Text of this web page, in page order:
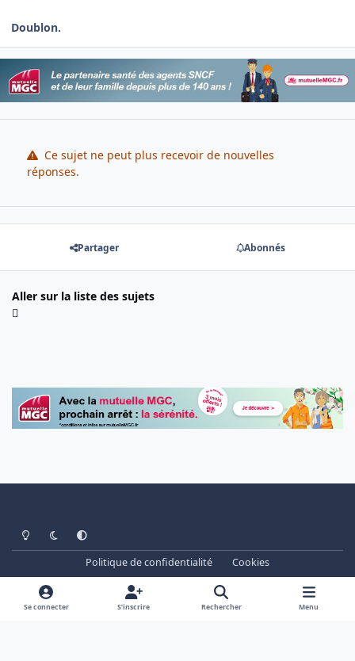
Doublon.
Ce sujet ne peut plus recevoir de nouvelles
réponses.
Partager Abonnés
Aller sur la liste des sujets
Light ModeDark ModeSystem Preference
Politique de confidentialité
Cookies
www.cheminots.net - Forum Libre depuis 2003
Powered by
Invision Community
Se connecter S’inscrire Rechercher Menu